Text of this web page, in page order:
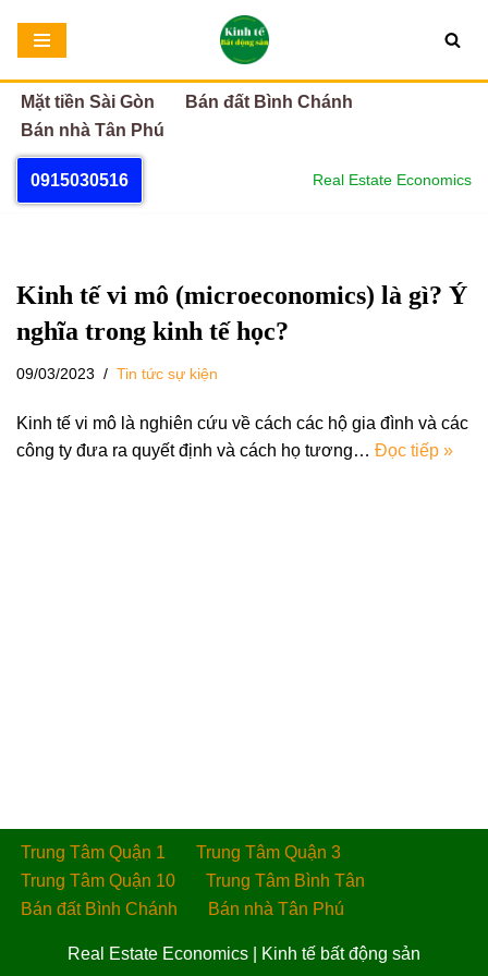
Chuyển
tới
nội
dung
Mặt tiền Sài Gòn
Bán đất Bình Chánh
Bán nhà Tân Phú
0915030516 Real Estate Economics
Kinh tế vi mô (microeconomics) là gì? Ý
nghĩa trong kinh tế học?
09/03/2023 Tin tức sự kiện
Kinh tế vi mô là nghiên cứu về cách các hộ gia đình và các
công ty đưa ra quyết định và cách họ tương… Đọc tiếp »
Trung Tâm Quận 1
Trung Tâm Quận 3
Trung Tâm Quận 10
Trung Tâm Bình Tân
Bán đất Bình Chánh
Bán nhà Tân Phú
Real Estate Economics Kinh tế bất động sản